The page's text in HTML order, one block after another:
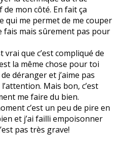
de mon côté. En fait ça
qui me permet de me couper
fais mais sûrement pas pour
vrai que c’est compliqué de
la même chose pour toi
déranger et j’aime pas
Mais bon, c’est
me faire du bien.
c’est un peu de pire en
et j’ai failli empoisonner
pas très grave!